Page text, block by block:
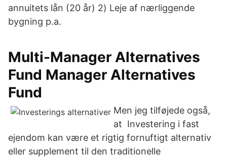
annuitets lån (20 år) 2) Leje af nærliggende
bygning p.a.
Multi-Manager Alternatives
Fund Manager Alternatives
Fund
Men jeg tilføjede også,
at Investering i fast
ejendom kan være et rigtig fornuftigt alternativ
eller supplement til den traditionelle